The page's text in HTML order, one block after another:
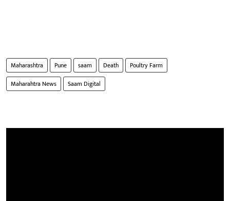
Maharashtra Pune saam Death
Poultry Farm
Maharahtra News
Saam Digital